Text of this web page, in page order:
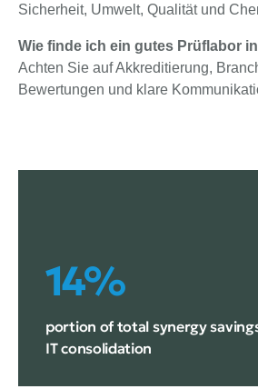
Sicherheit, Umwelt, Qualität und
Wie finde ich ein gutes Prüflabor
Achten Sie auf Akkreditierung,
Bewertungen und klare
14%
portion of total synergy
IT consolidation